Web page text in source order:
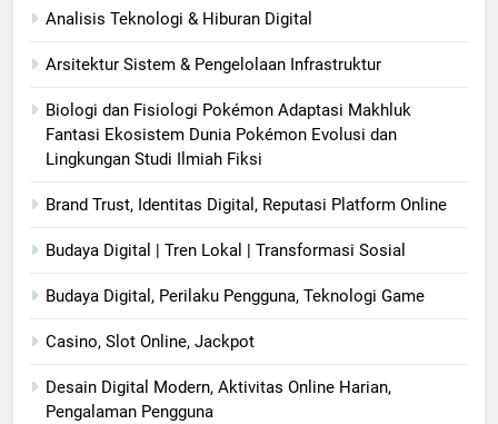
Analisis Teknologi & Hiburan Digital
Arsitektur Sistem & Pengelolaan Infrastruktur
Biologi dan Fisiologi Pokémon Adaptasi Makhluk
Fantasi Ekosistem Dunia Pokémon Evolusi dan
Lingkungan Studi Ilmiah Fiksi
Brand Trust, Identitas Digital, Reputasi Platform Online
Budaya Digital | Tren Lokal | Transformasi Sosial
Budaya Digital, Perilaku Pengguna, Teknologi Game
Casino, Slot Online, Jackpot
Desain Digital Modern, Aktivitas Online Harian,
Pengalaman Pengguna